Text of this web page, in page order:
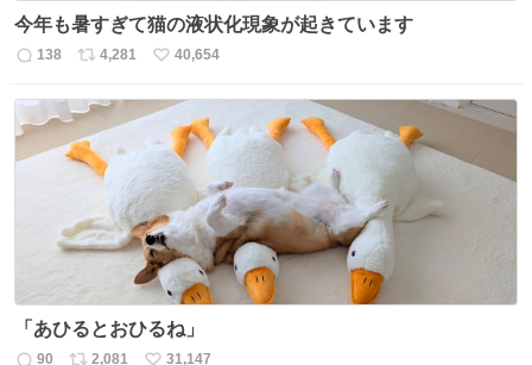
今年も暑すぎて猫の液状化現象が起きています
返
138
リ
ス
ト
数
4,281
い
ね
数
40,654
「あひるとおひるね」
90 2,081 31,147